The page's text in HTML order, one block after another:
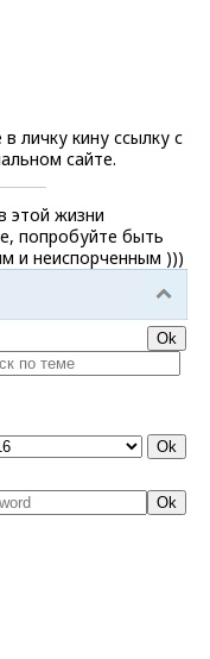
в личку кину ссылку с
сайте.
этой жизни
попробуйте быть
и неиспорченным )))